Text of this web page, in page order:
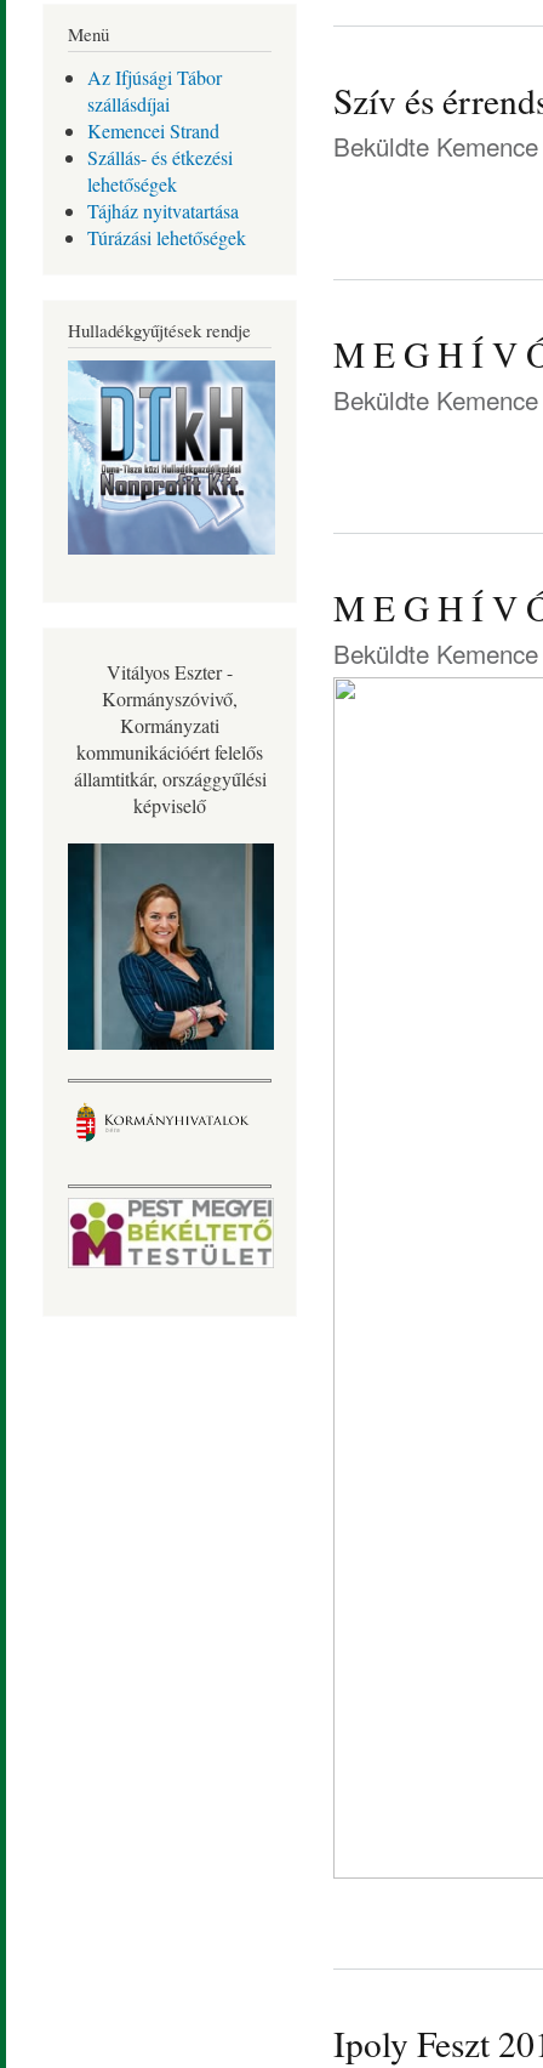
Menü
Az Ifjúsági Tábor
szállásdíjai
Kemencei Strand
Szállás- és étkezési
lehetőségek
Tájház nyitvatartása
Túrázási lehetőségek
Hulladékgyűjtések rendje
Vitályos Eszter -
Kormányszóvivő,
Kormányzati
kommunikációért felelős
államtitkár, országgyűlési
képviselő
Szív és
Beküldte
M E G H Í V
Beküldte
M E G H Í V
Beküldte
Ipoly Feszt